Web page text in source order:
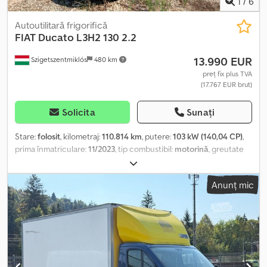
Szigetszentmiklós 480 km
Autoutilitară frigorifică
FIAT Ducato L3H2 130 2.2
13.990 EUR
preț fix plus TVA
(17.767 EUR brut)
Solicita Sunați
Stare:folosit, kilometraj:110.814 km, putere:103 kW (140,04 CP),
prima înmatriculare:11/2023, tip combustibil: motorină, greutate
, următoarea inspecție (TÜV):
tip de angrenaj:mecanic, clasă de emisii:Euro 6, număr de locuri:
3 , lungimea spațiului de încărcare:
, lățimea spațiului de
încărcare:1.675 mm , înălțime spațiu de încărcare:
fabricație:2023, Dotări:ABS, a avut un accident, aer condiționat,
filtru de particule, program electronic de stabilitate (ESP),
închidere centralizată
, Vă rugăm să ne contactați și prin
WhatsUp/Viber. Adresă de e-mail: Dkedszri D Tepfx Accjr Vehiculul
face parte din flota noastră și are un istoric complet al reviziilor,
Anunț mic